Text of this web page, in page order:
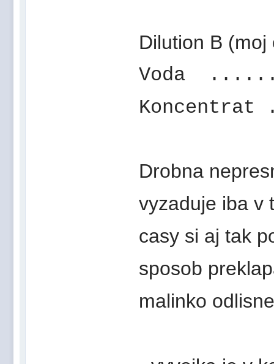
Dilution B (moj
Voda
Drobna
vyzaduje iba v
casy si aj tak
sposob
malinko